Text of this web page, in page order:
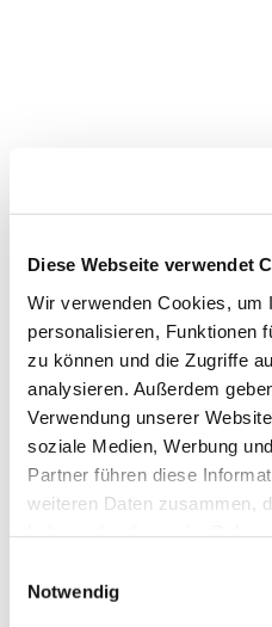
Diese Webseite verwendet
Wir verwenden Cookies, um
personalisieren, Funktionen
zu können und die Zugriffe
analysieren. Außerdem
Verwendung unserer
soziale Medien, Werbung
Partner führen diese
weiteren Daten zusammen,
Notwendig
Dies